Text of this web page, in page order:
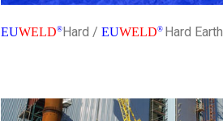
EUWELD®Hard / EUWELD® Hard Earth